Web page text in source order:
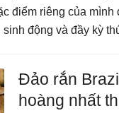
điểm riêng của mình
động và đầy kỳ
Đảo rắn
hoàng nhất